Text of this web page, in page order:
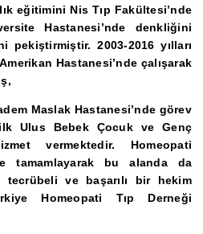
eğitimini Nis Tıp Fakültesi’nde
Hastanesi’nde denkliğini
pekiştirmiştir. 2003-2016 yılları
Hastanesi’nde çalışarak
Maslak Hastanesi’nde görev
Ulus Bebek Çocuk ve Genç
vermektedir. Homeopati
tamamlayarak bu alanda da
tecrübeli ve başarılı bir hekim
Homeopati Tıp Derneği